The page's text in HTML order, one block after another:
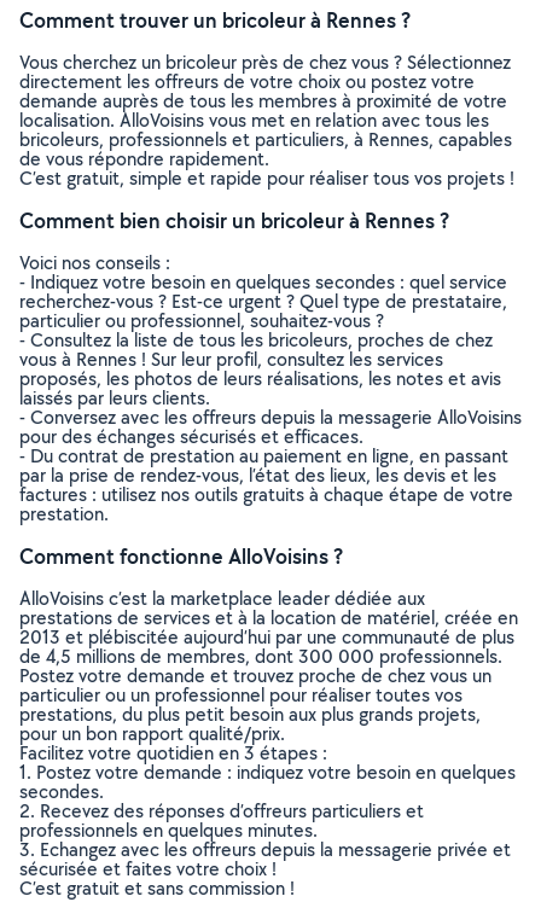
Comment trouver un bricoleur à Rennes ?
Vous cherchez un bricoleur près de chez vous ? Sélectionnez
directement les offreurs de votre choix ou postez votre
demande auprès de tous les membres à proximité de votre
localisation. AlloVoisins vous met en relation avec tous les
bricoleurs, professionnels et particuliers, à Rennes, capables
de vous répondre rapidement.
C’est gratuit, simple et rapide pour réaliser tous vos projets !
Comment bien choisir un bricoleur à Rennes ?
Voici nos conseils :
- Indiquez votre besoin en quelques secondes : quel service
recherchez-vous ? Est-ce urgent ? Quel type de prestataire,
particulier ou professionnel, souhaitez-vous ?
- Consultez la liste de tous les bricoleurs, proches de chez
vous à Rennes ! Sur leur profil, consultez les services
proposés, les photos de leurs réalisations, les notes et avis
laissés par leurs clients.
- Conversez avec les offreurs depuis la messagerie AlloVoisins
pour des échanges sécurisés et efficaces.
- Du contrat de prestation au paiement en ligne, en passant
par la prise de rendez-vous, l’état des lieux, les devis et les
factures : utilisez nos outils gratuits à chaque étape de votre
prestation.
Comment fonctionne AlloVoisins ?
AlloVoisins c’est la marketplace leader dédiée aux
prestations de services et à la location de matériel, créée en
2013 et plébiscitée aujourd’hui par une communauté de plus
de 4,5 millions de membres, dont 300 000 professionnels.
Postez votre demande et trouvez proche de chez vous un
particulier ou un professionnel pour réaliser toutes vos
prestations, du plus petit besoin aux plus grands projets,
pour un bon rapport qualité/prix.
Facilitez votre quotidien en 3 étapes :
1. Postez votre demande : indiquez votre besoin en quelques
secondes.
2. Recevez des réponses d’offreurs particuliers et
professionnels en quelques minutes.
3. Echangez avec les offreurs depuis la messagerie privée et
sécurisée et faites votre choix !
C’est gratuit et sans commission !